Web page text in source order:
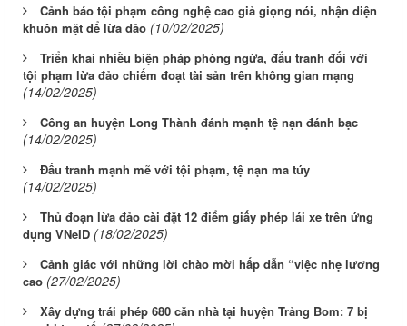
Cảnh báo tội phạm công nghệ cao giả giọng nói, nhận diện
khuôn mặt để lừa đảo (10/02/2025)
Triển khai nhiều biện pháp phòng ngừa, đấu tranh đối với
tội phạm lừa đảo chiếm đoạt tài sản trên không gian mạng
(14/02/2025)
Công an huyện Long Thành đánh mạnh tệ nạn đánh bạc
(14/02/2025)
Đấu tranh mạnh mẽ với tội phạm, tệ nạn ma túy
(14/02/2025)
Thủ đoạn lừa đảo cài đặt 12 điểm giấy phép lái xe trên ứng
dụng VNeID (18/02/2025)
Cảnh giác với những lời chào mời hấp dẫn “việc nhẹ lương
cao (27/02/2025)
Xây dựng trái phép 680 căn nhà tại huyện Trảng Bom: 7 bị